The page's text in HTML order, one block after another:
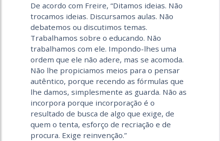
De acordo com Freire, “Ditamos ideias. Não
trocamos ideias. Discursamos aulas. Não
debatemos ou discutimos temas.
Trabalhamos sobre o educando. Não
trabalhamos com ele. Impondo-lhes uma
ordem que ele não adere, mas se acomoda.
Não lhe propiciamos meios para o pensar
autêntico, porque recendo as fórmulas que
lhe damos, simplesmente as guarda. Não as
incorpora porque incorporação é o
resultado de busca de algo que exige, de
quem o tenta, esforço de recriação e de
procura. Exige reinvenção.”